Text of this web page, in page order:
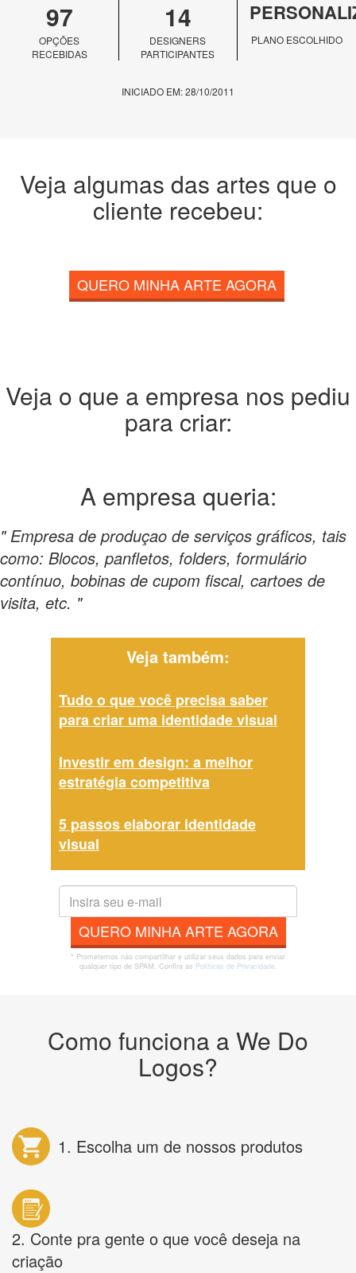
97
OPÇÕES
RECEBIDAS
14
DESIGNERS
PARTICIPANTES
PLANO ESCOLHIDO
INICIADO EM: 28/10/2011
Veja algumas das artes que o
cliente recebeu:
QUERO MINHA ARTE AGORA
Veja o que a empresa nos pediu
para criar:
A empresa queria:
" Empresa de produçao de serviços gráficos, tais
como: Blocos, panfletos, folders, formulário
contínuo, bobinas de cupom fiscal, cartoes de
visita, etc. "
Veja também:
Tudo o que você precisa saber
para criar uma identidade visual
Investir em design: a melhor
estratégia competitiva
5 passos elaborar identidade
visual
QUERO MINHA ARTE AGORA
* Prometemos não compartilhar e utilizar seus dados para enviar
qualquer tipo de SPAM. Confira as Políticas de Privacidade.
Como funciona a We Do
Logos?
1. Escolha um de nossos produtos
2. Conte pra gente o que você deseja na
criação